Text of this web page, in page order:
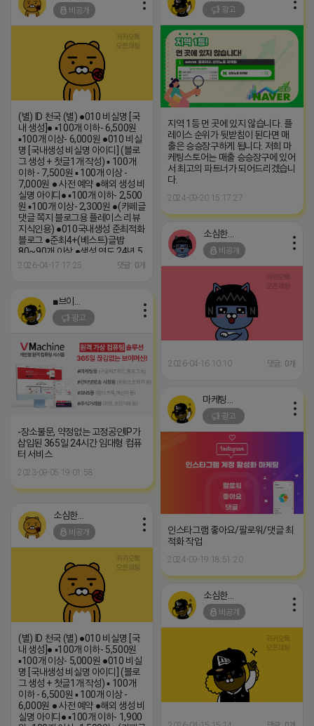
비공개
(별) ID 천국 (별) ●010 비실명 [국
내 생성]● ▪100개 이하- 6,500원
▪100개 이상- 6,000원 ●010 비실
명 [국내생성 비실명 아이디] (블로
그 생성 + 첫글1개 작성) ▪ 100개
이하 - 7,500원 ▪ 100개 이상 -
7,000원 ● 사전 예약 ●해외 생성 비
실명 아이디● ▪100개 이하- 2,500
원 ▪100개 이상- 2,300원 ●(카페글
댓글 쪽지 블로그용 플레이스 리뷰
지식인용) ●010국내생성 준최적화
블로그 ●준최4+(베스트)글밥
80~90개 이상 ●생성 연도 24년 5
월 (텔레) HH4846 (카톡)
2026-04-17 17:25 댓글: 0개
광고
지역 1등 먼 곳에 있지 않습니다. 플
레이스 순위가 뒷받침이 된다면 매
출은 승승장구하게 됩니다. 저희 마
케팅스토어는 매출 승승장구에 있어
서 최고의 파트너가 되어드리겠습니
다.
2024-09-20 15:17:27
소심한 네오
비공개
2026-04-16 10:10 댓글: 0개
광고
-장소불문, 약정없는 고정공인IP가
삽입된 365일 24시간 임대형 컴퓨
터 서비스
2023-09-05 19:01:58
광고
인스타그램 좋아요/팔로워/댓글 최
적화 작업
2024-09-19 18:51:20
소심한 네오
비공개
(별) ID 천국 (별) ●010 비실명 [국
내 생성]● ▪100개 이하- 5,500원
▪100개 이상- 5,000원 ●010 비실
명 [국내생성 비실명 아이디] (블로
그 생성 + 첫글1개 작성) ▪ 100개
이하 - 6,500원 ▪ 100개 이상 -
6,000원 ● 사전 예약 ●해외 생성 비
실명 아이디● ▪100개 이하- 1,900
소심한 네오
비공개